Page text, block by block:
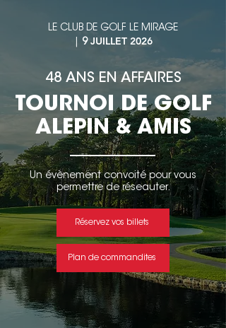
LE CLUB DE GOLF LE MIRAGE
9 JUILLET 2026
48 ANS EN AFFAIRES
TOURNOI DE GOLF
ALEPIN & AMIS
Un évènement convoité pour vous
permettre de réseauter.
Réservez vos billets
Plan de commandites